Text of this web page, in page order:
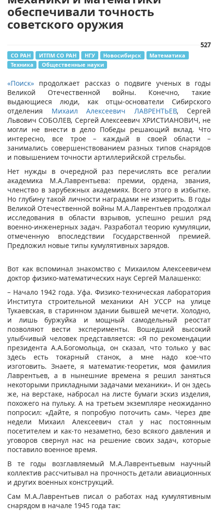
обеспечивали точность
советского оружия
527
СО РАН ИТПМ СО РАН НГУ Новосибирск
Математика
Техника
Общественные науки
«Поиск» продолжает рассказ о подвиге ученых в годы
Великой Отечественной войны. Конечно, такие
выдающиеся люди, как отцы-основатели Сибирского
отделения Михаил Алексеевич ЛАВРЕНТЬЕВ, Сергей
Львович СОБОЛЕВ, Сергей Алексеевич ХРИСТИАНОВИЧ, не
могли не внести в дело Победы решающий вклад. Что
интересно, все трое – каждый в своей области –
занимались совершенствованием разных типов снарядов
и повышением точности артиллерийской стрельбы.
Нет нужды в очередной раз перечислять все регалии
академика М.А.Лаврентьева: премии, ордена, звания,
членство в зарубежных академиях. Всего этого в избытке.
Но глубину такой личности наградами не измерить. В годы
Великой Отечественной вой­ны М.А.Лаврентьев продолжал
исследования в области взрывов, успешно решил ряд
военно-инженерных задач. Разработал теорию кумуляции,
отмеченную впоследствии Государственной премией.
Предложил новые типы кумулятивных зарядов.
Вот как вспоминал знакомство с Михаилом Алексеевичем
доктор физико-математических наук Сергей Малашенко:
– Начало 1942 года. Уфа. Физико-техническая лаборатория
Института строительной механики АН УССР на улице
Тукаевская, в старинном здании бывшей мечети. Холодно,
и лишь буржуйка и мощный самодельный реостат
позволяют вести эксперименты. Вошедший высокий
улыбчивый человек представляется: «Я по рекомендации
президента А.А.Богомольца, он сказал, что только у вас
здесь есть токарный станок, а мне надо кое-что
изготовить. Знаете, я математик-теоретик, моя фамилия
Лаврентьев, а в нынешние времена я решил заняться
некоторыми прикладными задачами механики». И он здесь
же, на верстаке, набросал на листе бумаги эскиз изделия,
похожего на пульку. А на третьем экземпляре неожиданно
попросил: «Дайте, я попробую поточить сам». Через две
недели Михаил Алексеевич стал у нас постоянным
посетителем и как-то незаметно, безо всякого давления и
уговоров свернул нас на решение своих задач, которые
поставило военное время.
В те годы возглавляемый М.А.Лаврентьевым научный
коллектив рассчитывал на прочность детали авиационных
и других военных конструкций.
Сам М.А.Лаврентьев писал о работах над кумулятивным
снарядом в начале 1945 года так: